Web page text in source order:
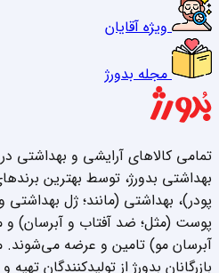
ویژه آقایان
مجله بدورژ
تمامی کالاهای آرایشی و بهداشتی
بهداشتی بدورژ، توسط بهترین
پودر)، بهداشتی (مانند؛ ژل
پوست (مثل؛ ضد آفتاب و آبرسان) و
آبرسان مو) تامین و عرضه
بازرگانان بدورژ از تولیدکنندگان